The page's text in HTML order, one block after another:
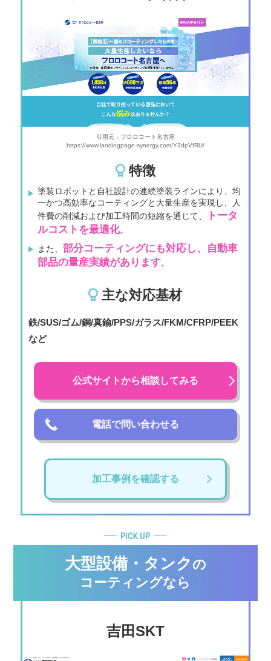
引用元：フロロコート名古屋
https://www.landingpage-synergy.com/Y3dpVfRU/
特徴
塗装ロボットと自社設計の連続塗装ラインにより、均
一かつ高効率なコーティングと大量生産を実現し、人
件費の削減および加工時間の短縮を通じて、
トータ
ルコストを最適化。
また、 部分コーティングにも対応し、自動車
部品の量産実績があります。
主な対応基材
鉄/SUS/ゴム/銅/真鍮/PPS/ガラス/FKM/CFRP/PEEK
など
公式サイトから相談してみる
電話で問い合わせる
加工事例を確認する
大型設備・タンク の
コーティングなら
吉⽥SKT